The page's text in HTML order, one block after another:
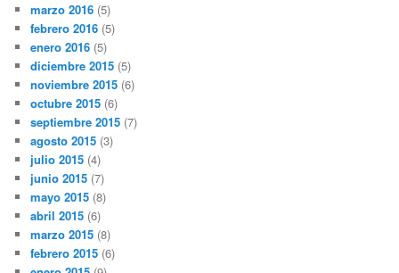
marzo 2016 (5)
febrero 2016 (5)
enero 2016 (5)
diciembre 2015 (5)
noviembre 2015 (6)
octubre 2015 (6)
septiembre 2015 (7)
agosto 2015 (3)
julio 2015 (4)
junio 2015 (7)
mayo 2015 (8)
abril 2015 (6)
marzo 2015 (8)
febrero 2015 (6)